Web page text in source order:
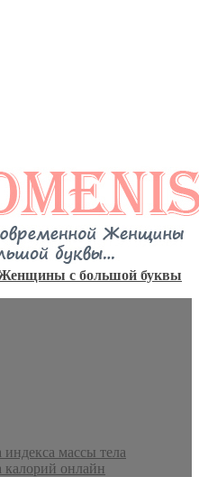
с большой буквы
индекса массы тела
калорий онлайн